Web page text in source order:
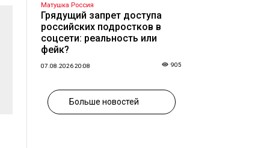
Матушка Россия
Грядущий запрет доступа
российских подростков в
соцсети: реальность или
фейк?
07.08.2026 20:08 905
Больше новостей